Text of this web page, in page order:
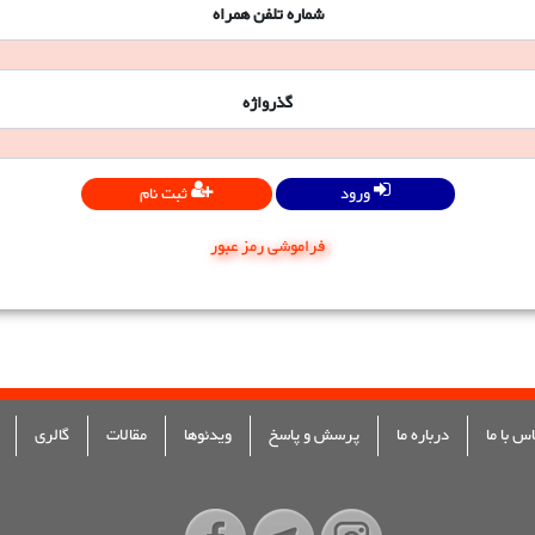
شماره تلفن همراه
گذرواژه
ورود
ثبت نام
فراموشی رمز عبور
با ما درباره ما پرسش و پاسخ ویدئوها مقالات گالری